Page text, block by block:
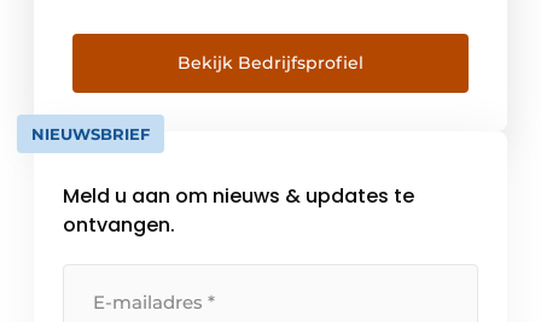
ontwerp tot montage en tillen we projecten
letterlijk en figuurlijk naar een hoger niveau.
Wat ons kenmerkt? Oplossingsgerichtheid,
betrouwbaarheid en de drive om samen te
bouwen aan de toekomst. Met een
Bekijk Bedrijfsprofiel
NIEUWSBRIEF
Meld u aan om nieuws & updates te
ontvangen.